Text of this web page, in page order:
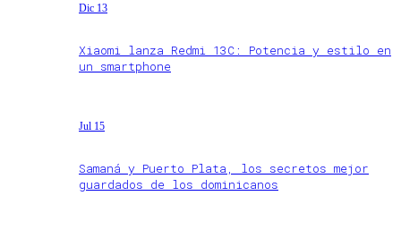
Dic 13
Xiaomi lanza Redmi 13C: Potencia y estilo en
un smartphone
Jul 15
Samaná y Puerto Plata, los secretos mejor
guardados de los dominicanos